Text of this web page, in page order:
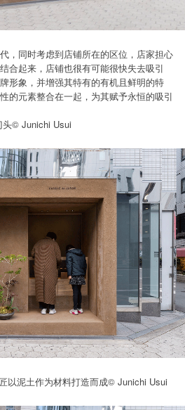
，同时考虑到店铺所在的区位，店家担心
合起来，店铺也很有可能很快失去吸引
形象，并增强其特有的有机且鲜明的特
的元素整合在一起，为其赋予永恒的吸引
© Junichi Usui
以泥土作为材料打造而成© Junichi Usui